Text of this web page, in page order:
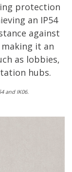
protection
an IP54
against
it an
as lobbies,
hubs.
and IK06.